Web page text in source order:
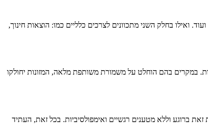
ואילו בחלק השני מתכוונים לצרכים כלליים כמו: הוצאות חינוך,
במקרים בהם הוחלט על משמורת משותפת מלאה, המזונות יחולקו
ברוגע וללא מטענים רגשיים ואימפולסיביות. בכל זאת, העתיד